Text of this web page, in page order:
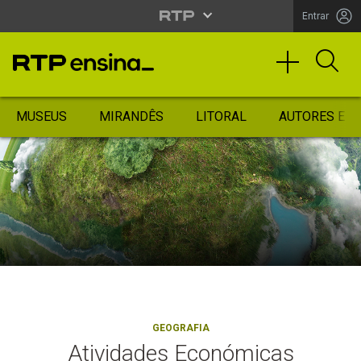
Entrar
MUSEUS MIRANDÊS LITORAL AUTORES
GEOGRAFIA
Atividades Económicas